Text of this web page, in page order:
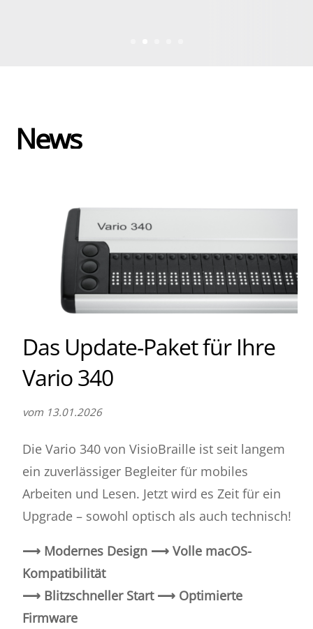
News
Das Update-Paket für Ihre
Vario 340
vom 13.01.2026
Die Vario 340 von VisioBraille ist seit langem
ein zuverlässiger Begleiter für mobiles
Arbeiten und Lesen. Jetzt wird es Zeit für ein
Upgrade – sowohl optisch als auch technisch!
⟶ Modernes Design ⟶ Volle macOS-
Kompatibilität
⟶ Blitzschneller Start ⟶ Optimierte
Firmware